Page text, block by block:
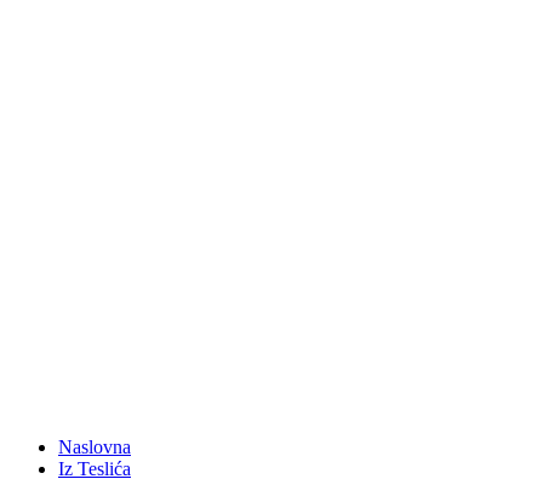
Naslovna
Iz Teslića